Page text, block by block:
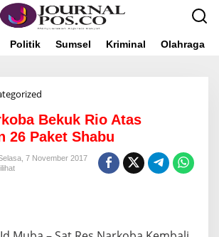
Politik Sumsel Kriminal Olahraga
t
R
e
s
Bekuk Rio Atas
26 Paket Shabu
7 November 2017